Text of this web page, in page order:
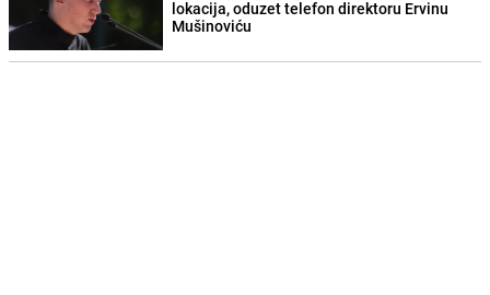
lokacija, oduzet telefon direktoru Ervinu
Mušinoviću